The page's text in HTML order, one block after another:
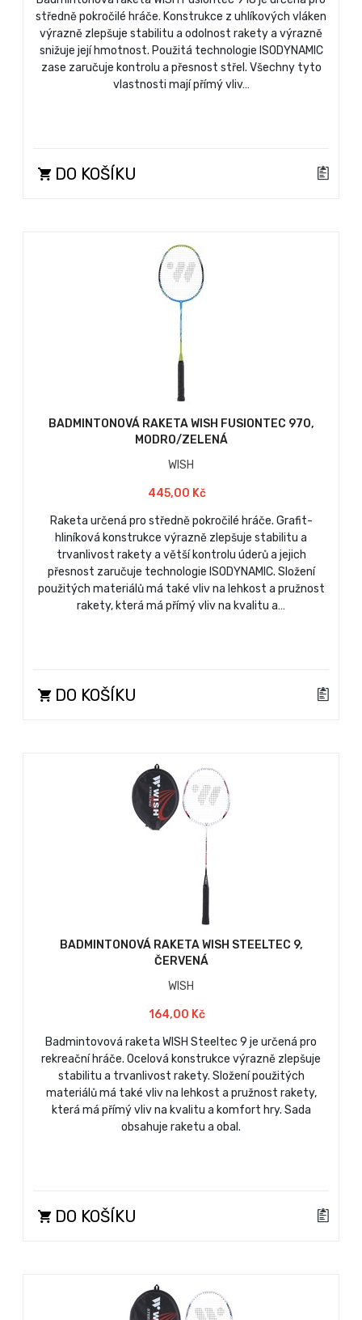
středně pokročilé hráče. Konstrukce z uhlíkových vláken
výrazně zlepšuje stabilitu a odolnost rakety a výrazně
snižuje její hmotnost. Použitá technologie ISODYNAMIC
zase zaručuje kontrolu a přesnost střel. Všechny tyto
vlastnosti mají přímý vliv…
DO KOŠÍKU
BADMINTONOVÁ RAKETA WISH FUSIONTEC 970,
MODRO/ZELENÁ
WISH
445,00 Kč
Raketa určená pro středně pokročilé hráče. Grafit-
hliníková konstrukce výrazně zlepšuje stabilitu a
trvanlivost rakety a větší kontrolu úderů a jejich
přesnost zaručuje technologie ISODYNAMIC. Složení
použitých materiálů má také vliv na lehkost a pružnost
rakety, která má přímý vliv na kvalitu a…
DO KOŠÍKU
BADMINTONOVÁ RAKETA WISH STEELTEC 9,
ČERVENÁ
WISH
164,00 Kč
Badmintovová raketa WISH Steeltec 9 je určená pro
rekreační hráče. Ocelová konstrukce výrazně zlepšuje
stabilitu a trvanlivost rakety. Složení použitých
materiálů má také vliv na lehkost a pružnost rakety,
která má přímý vliv na kvalitu a komfort hry. Sada
obsahuje raketu a obal.
DO KOŠÍKU